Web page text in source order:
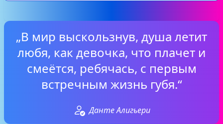
„В мир выскользнув, душа летит
любя, как девочка, что плачет и
смеётся, ребячась, с первым
встречным жизнь губя.“
Данте Алигьери